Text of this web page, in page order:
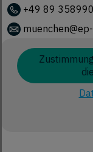
+49 89